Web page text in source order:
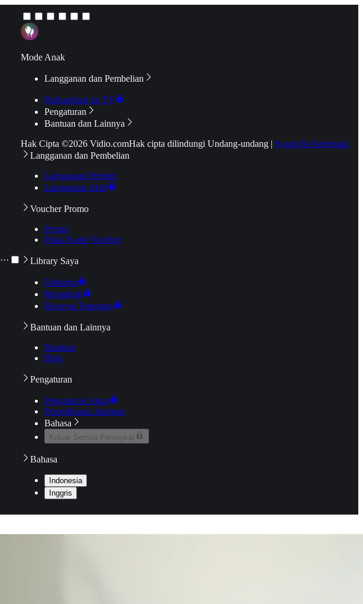
···
Mode Anak
Langganan dan Pembelian
Hubungkan ke TV
Pengaturan
Bantuan dan Lainnya
Hak Cipta ©2026 Vidio.comHak cipta dilindungi Undang-undang | Syarat & Ketentuan
Langganan dan Pembelian
Langganan Premier
Langganan Aktif
Voucher Promo
Promo
Pakai Kode Voucher
Library Saya
Daftarku
Mengikuti
Riwayat Tontonan
Bantuan dan Lainnya
Bantuan
Blog
Pengaturan
Pengaturan Akun
Pemeriksaan Jaringan
Bahasa
Keluar Semua Perangkat
Bahasa
Indonesia
Inggris